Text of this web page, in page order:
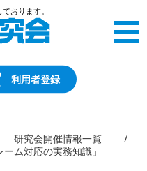
利用者登録
研究会開催情報一覧
ム対応の実務知識」